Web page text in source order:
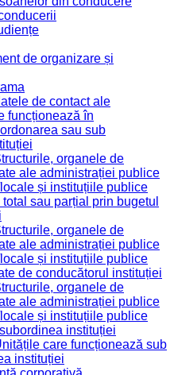
de organizare și
de contact ale
funcționează în
sau sub
organele de
ale administrației publice
și instituțiile publice
sau parțial prin bugetul
organele de
ale administrației publice
și instituțiile publice
de conducătorul instituției
organele de
ale administrației publice
și instituțiile publice
instituției
care funcționează sub
instituției